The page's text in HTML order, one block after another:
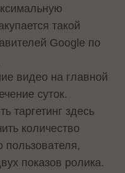
такой
Google по
видео на главной
суток.
таргетинг здесь
количество
пользователя,
показов ролика.